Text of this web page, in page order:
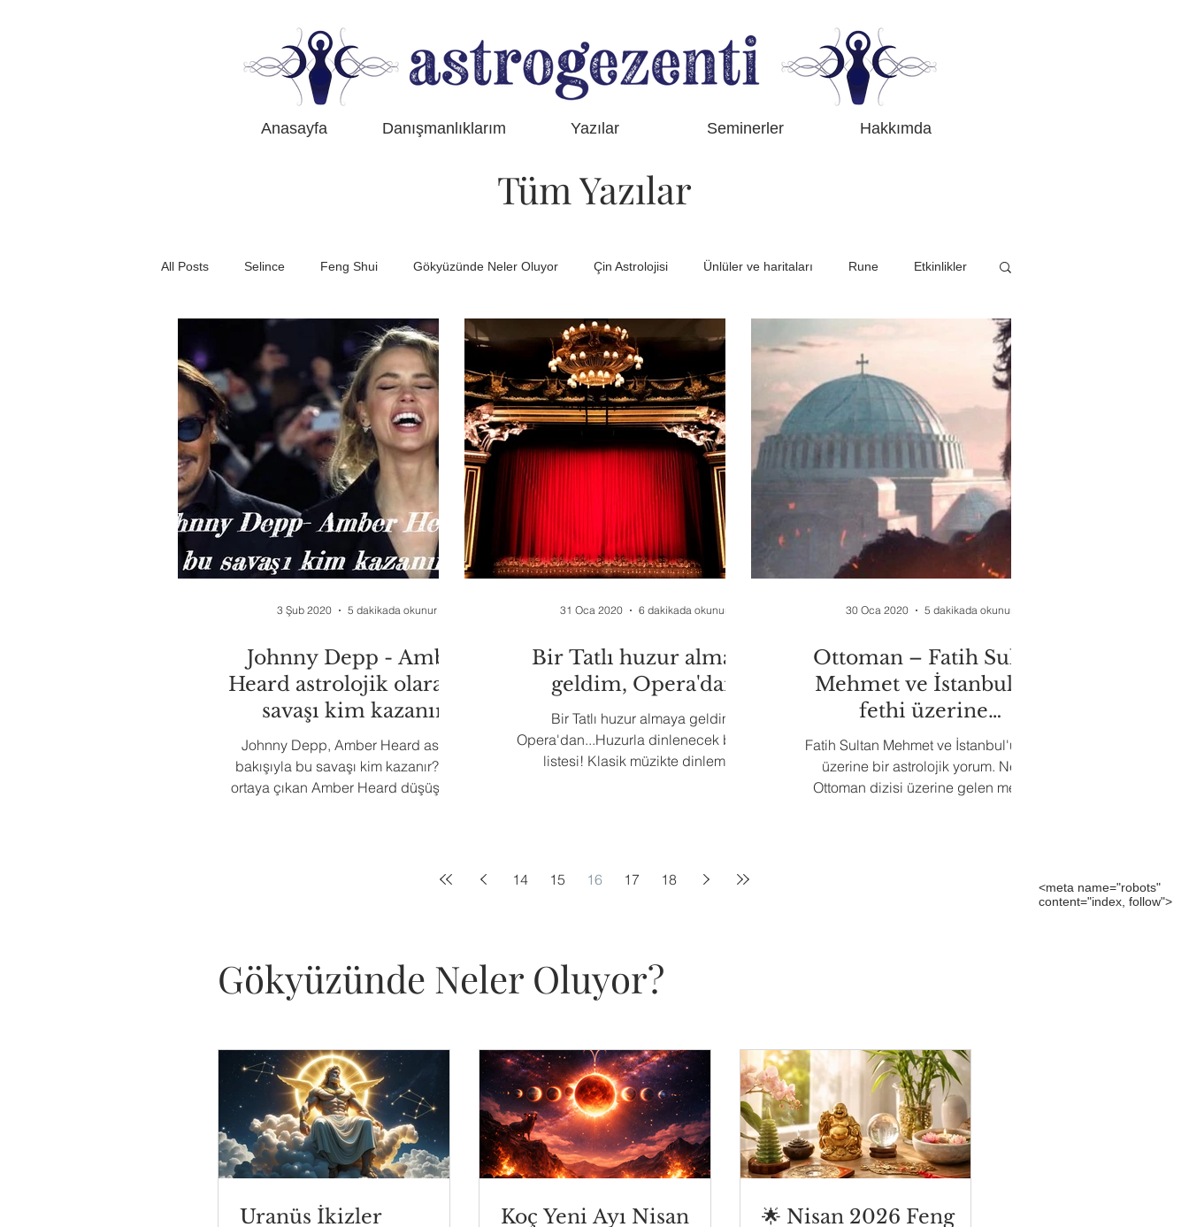
Anasayfa Danışmanlıklarım Yazılar Seminerler Hakkımda
Tüm Yazılar
All Posts Selince Feng Shui Gökyüzünde Neler Oluyor Çin Astrolojisi Ünlüler ve haritaları Rune Etkinlikler
Johnny Depp - Amber
Heard astrolojik olarak bu
savaşı kim kazanır?
Johnny Depp, Amber Heard astroloji
bakışıyla bu savaşı kim kazanır? İftirası
ortaya çıkan Amber Heard düşüşe geçti
3 Şub 2020 5 dakikada okunur
Bir Tatlı huzur almaya
geldim, Opera'dan
Bir Tatlı huzur almaya geldim,
Opera'dan...Huzurla dinlenecek bir arya
listesi! Klasik müzikte dinlemeyi
31 Oca 2020 6 dakikada okunur
Ottoman – Fatih Sultan
Mehmet ve İstanbul’un
fethi üzerine…
Fatih Sultan Mehmet ve İstanbul'un fethi
üzerine bir astrolojik yorum. Netflix
Ottoman dizisi üzerine gelen merak...
30 Oca 2020 5 dakikada okunur
14 15 16 17 18
<meta name="robots"
content="index, follow">
Gökyüzünde Neler Oluyor?
Uranüs İkizler
Koç Yeni Ayı Nisan
🌟 Nisan 2026 Feng